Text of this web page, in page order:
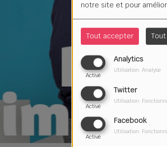
notre site et pour
Tout accepter
Analytics
Activé
Utilisation: Analyse
Twitter
Activé
Utilisation:
Facebook
Activé
Utilisation: